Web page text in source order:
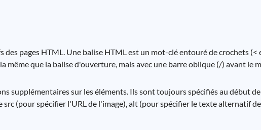
pages HTML. Une balise HTML est un mot-clé entouré de crochets
même que la balise d'ouverture, mais avec une barre oblique (/) avant le
supplémentaires sur les éléments. Ils sont toujours spécifiés au début
(pour spécifier l'URL de l'image), alt (pour spécifier le texte alternatif